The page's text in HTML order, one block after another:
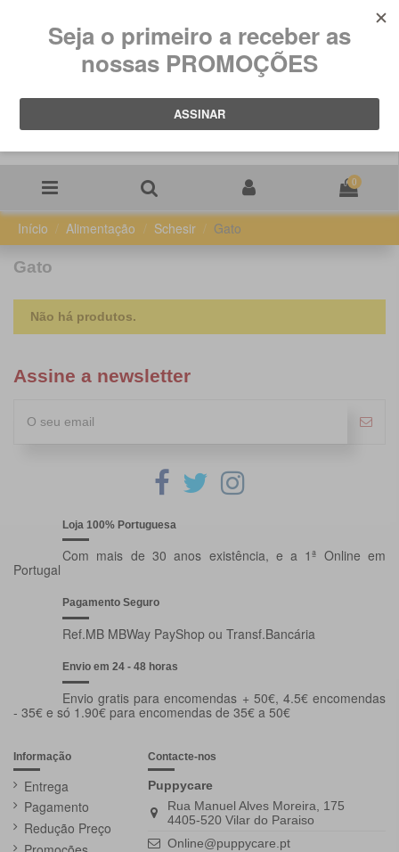
0
Início Alimentação Schesir Gato
Gato
Não há produtos.
Assine a newsletter
Loja 100% Portuguesa
Com mais de 30 anos existência, e a 1ª Online em
Portugal
Pagamento Seguro
Ref.MB MBWay PayShop ou Transf.Bancária
Envio em 24 - 48 horas
Envio gratis para encomendas + 50€, 4.5€ encomendas
- 35€ e só 1.90€ para encomendas de 35€ a 50€
Informação
Entrega
Pagamento
Redução Preço
Contacte-nos
Puppycare
Rua Manuel Alves Moreira, 175
4405-520 Vilar do Paraiso
Online@puppycare.pt